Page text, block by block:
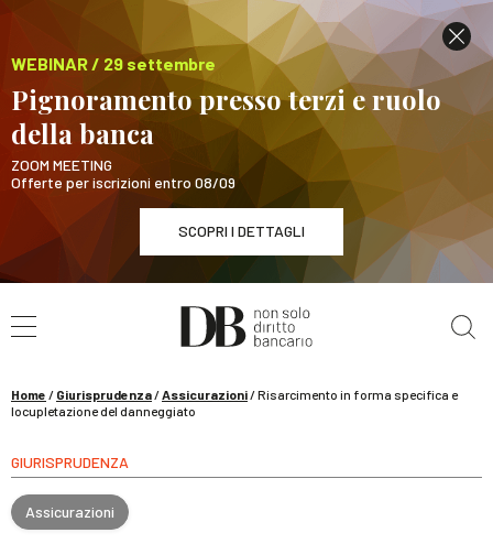
WEBINAR / 29 settembre
Pignoramento presso terzi e ruolo
della banca
ZOOM MEETING
Offerte per iscrizioni entro 08/09
SCOPRI I DETTAGLI
WEBINAR / 29 settembre
Pignoramento presso terzi e ruolo della banca
Home / Giurisprudenza/Assicurazioni/Risarcimento in forma specifica e
locupletazione del danneggiato
GIURISPRUDENZA
Assicurazioni